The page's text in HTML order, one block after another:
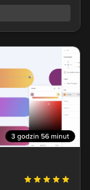
3 godzin 56 minut